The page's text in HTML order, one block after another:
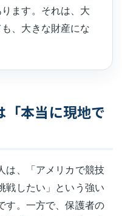
ます。それは、大
、大きな財産にな
本当に現地で
は、「アメリカで競技
戦したい」という強い
す。一方で、保護者の